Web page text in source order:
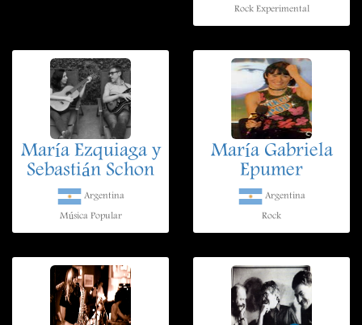
Rock Experimental
María Ezquiaga y
Sebastián Schon
Argentina
Música Popular
María Gabriela
Epumer
Argentina
Rock